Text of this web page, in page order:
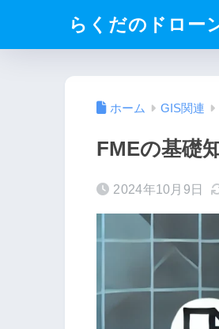
らくだのドロー
ホーム GIS関連
FMEの基礎
2024年10月9日